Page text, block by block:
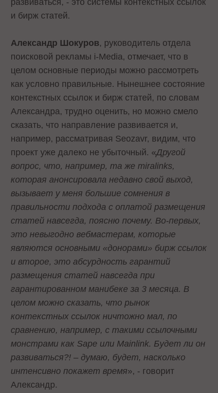
развиваться, - это системы контекстных ссылок
и бирж статей.
Александр Шокуров, руководитель отдела
поисковой рекламы i-Media, отмечает, что в
целом основные периоды можно рассмотреть
как условно правильные. Нынешнее состояние
контекстных ссылок и бирж статей, по словам
Александра, трудно оценить, но можно смело
сказать, что направление развивается и,
например, рассматривая Seozavr, видим, что
проект уже далеко не убыточный. «Другой
вопрос, что, например, та же miralinks,
которая анонсировала недавно свой выход,
вызывает у меня большие сомнения в
правильности подхода с оплатой размещения
статей навсегда, поясню почему. Во-первых,
это невыгодно вебмастерам, которые
являются основными «донорами» бирж ссылок
и второе, это абсурдность гарантий
размещения статей навсегда при
гарантированном манибеке за 3 месяца. В
целом можно сказать, что рынок
контекстных ссылок ничтожно мал, по
сравнению, например, с такими ссылочными
монстрами как Sape или Mainlink. Будет ли он
развиваться?! – думаю, будет, насколько
интенсивно покажет время», - говорит
Александр.